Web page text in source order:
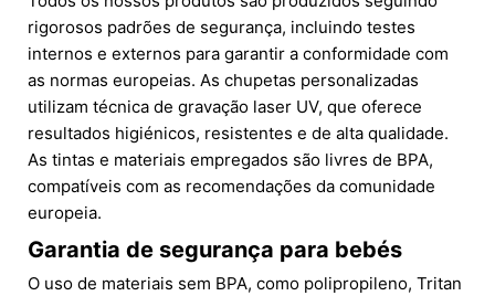
rigorosos padrões de segurança, incluindo testes
internos e externos para garantir a conformidade com
as normas europeias. As chupetas personalizadas
utilizam técnica de gravação laser UV, que oferece
resultados higiénicos, resistentes e de alta qualidade.
As tintas e materiais empregados são livres de BPA,
compatíveis com as recomendações da comunidade
europeia.
Garantia de segurança para bebés
O uso de materiais sem BPA, como polipropileno, Tritan